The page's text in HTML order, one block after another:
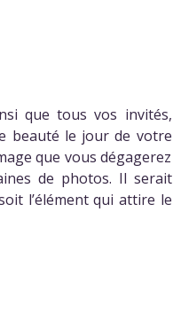
que tous vos invités,
beauté le jour de votre
que vous dégagerez
de photos. Il serait
l’élément qui attire le